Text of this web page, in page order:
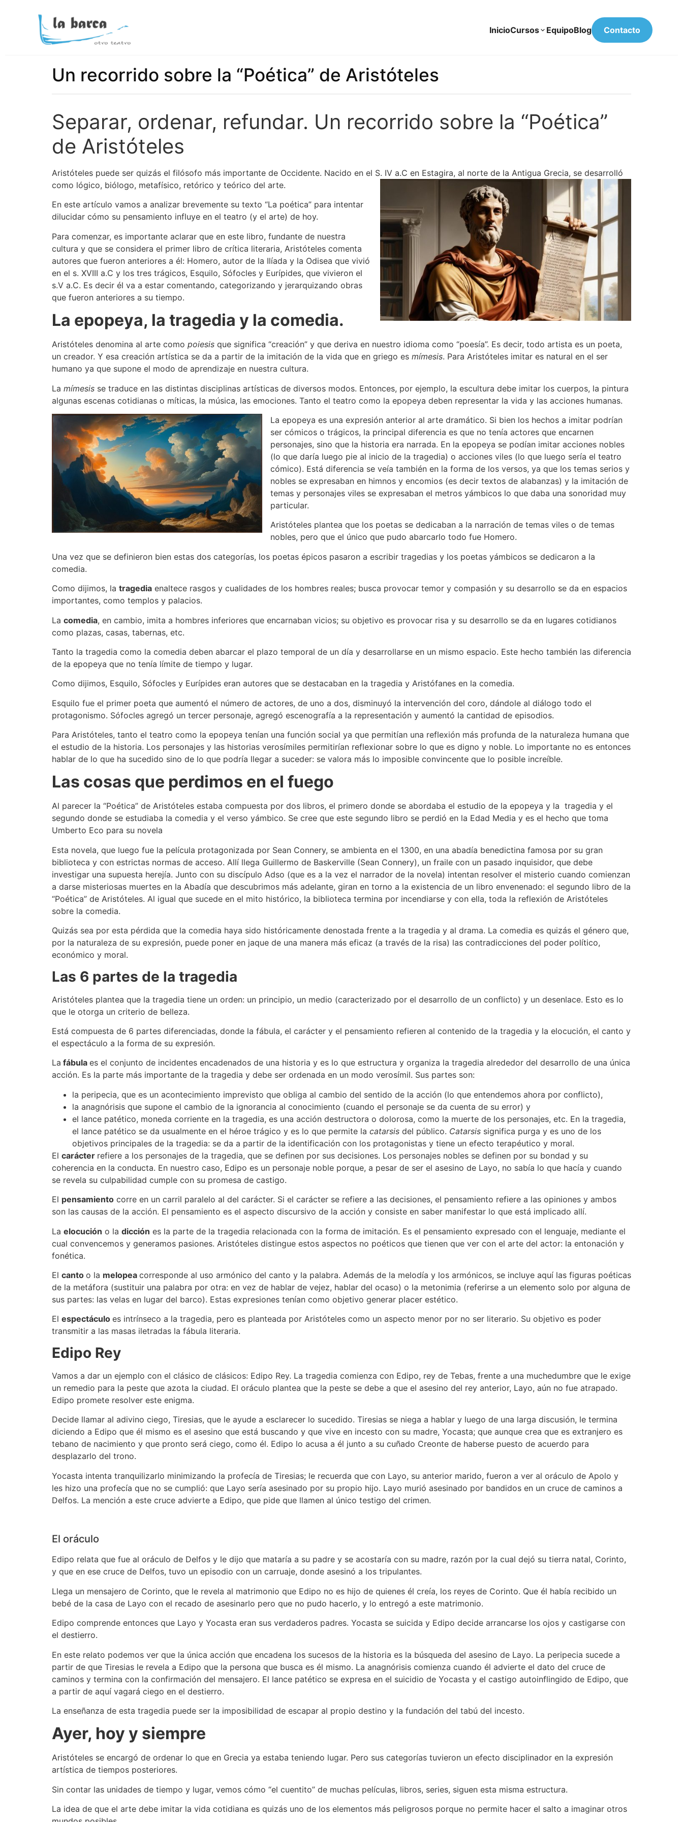
InicioCursos EquipoBlog Contacto
Un recorrido sobre la “Poética” de Aristóteles
Separar, ordenar, refundar. Un recorrido sobre la “Poética”
de Aristóteles
Aristóteles puede ser quizás el filósofo más importante de Occidente. Nacido en el S. IV a.C en Estagira, al norte de la Antigua Grecia, se desarrolló
como lógico, biólogo, metafísico, retórico y teórico del arte.
En este artículo vamos a analizar brevemente su texto “La poética” para intentar
dilucidar cómo su pensamiento influye en el teatro (y el arte) de hoy.
Para comenzar, es importante aclarar que en este libro, fundante de nuestra
cultura y que se considera el primer libro de crítica literaria, Aristóteles comenta
autores que fueron anteriores a él: Homero, autor de la Ilíada y la Odisea que vivió
en el s. XVIII a.C y los tres trágicos, Esquilo, Sófocles y Eurípides, que vivieron el
s.V a.C. Es decir él va a estar comentando, categorizando y jerarquizando obras
que fueron anteriores a su tiempo.
La epopeya, la tragedia y la comedia.
Aristóteles denomina al arte como poiesis que significa “creación” y que deriva en nuestro idioma como “poesía”. Es decir, todo artista es un poeta,
un creador. Y esa creación artística se da a partir de la imitación de la vida que en griego es mímesis. Para Aristóteles imitar es natural en el ser
humano ya que supone el modo de aprendizaje en nuestra cultura.
La mímesis se traduce en las distintas disciplinas artísticas de diversos modos. Entonces, por ejemplo, la escultura debe imitar los cuerpos, la pintura
algunas escenas cotidianas o míticas, la música, las emociones. Tanto el teatro como la epopeya deben representar la vida y las acciones humanas.
La epopeya es una expresión anterior al arte dramático. Si bien los hechos a imitar podrían
ser cómicos o trágicos, la principal diferencia es que no tenía actores que encarnen
personajes, sino que la historia era narrada. En la epopeya se podían imitar acciones nobles
(lo que daría luego pie al inicio de la tragedia) o acciones viles (lo que luego sería el teatro
cómico). Está diferencia se veía también en la forma de los versos, ya que los temas serios y
nobles se expresaban en himnos y encomios (es decir textos de alabanzas) y la imitación de
temas y personajes viles se expresaban el metros yámbicos lo que daba una sonoridad muy
particular.
Aristóteles plantea que los poetas se dedicaban a la narración de temas viles o de temas
nobles, pero que el único que pudo abarcarlo todo fue Homero.
Una vez que se definieron bien estas dos categorías, los poetas épicos pasaron a escribir tragedias y los poetas yámbicos se dedicaron a la
comedia.
Como dijimos, la tragedia enaltece rasgos y cualidades de los hombres reales; busca provocar temor y compasión y su desarrollo se da en espacios
importantes, como templos y palacios.
La comedia, en cambio, imita a hombres inferiores que encarnaban vicios; su objetivo es provocar risa y su desarrollo se da en lugares cotidianos
como plazas, casas, tabernas, etc.
Tanto la tragedia como la comedia deben abarcar el plazo temporal de un día y desarrollarse en un mismo espacio. Este hecho también las diferencia
de la epopeya que no tenía límite de tiempo y lugar.
Como dijimos, Esquilo, Sófocles y Eurípides eran autores que se destacaban en la tragedia y Aristófanes en la comedia.
Esquilo fue el primer poeta que aumentó el número de actores, de uno a dos, disminuyó la intervención del coro, dándole al diálogo todo el
protagonismo. Sófocles agregó un tercer personaje, agregó escenografía a la representación y aumentó la cantidad de episodios.
Para Aristóteles, tanto el teatro como la epopeya tenían una función social ya que permitían una reflexión más profunda de la naturaleza humana que
el estudio de la historia. Los personajes y las historias verosímiles permitirían reflexionar sobre lo que es digno y noble. Lo importante no es entonces
hablar de lo que ha sucedido sino de lo que podría llegar a suceder: se valora más lo imposible convincente que lo posible increíble.
Las cosas que perdimos en el fuego
Al parecer la “Poética” de Aristóteles estaba compuesta por dos libros, el primero donde se abordaba el estudio de la epopeya y la tragedia y el
segundo donde se estudiaba la comedia y el verso yámbico. Se cree que este segundo libro se perdió en la Edad Media y es el hecho que toma
Umberto Eco para su novela
Esta novela, que luego fue la película protagonizada por Sean Connery, se ambienta en el 1300, en una abadía benedictina famosa por su gran
biblioteca y con estrictas normas de acceso. Allí llega Guillermo de Baskerville (Sean Connery), un fraile con un pasado inquisidor, que debe
investigar una supuesta herejía. Junto con su discípulo Adso (que es a la vez el narrador de la novela) intentan resolver el misterio cuando comienzan
a darse misteriosas muertes en la Abadía que descubrimos más adelante, giran en torno a la existencia de un libro envenenado: el segundo libro de la
“Poética” de Aristóteles. Al igual que sucede en el mito histórico, la biblioteca termina por incendiarse y con ella, toda la reflexión de Aristóteles
sobre la comedia.
Quizás sea por esta pérdida que la comedia haya sido históricamente denostada frente a la tragedia y al drama. La comedia es quizás el género que,
por la naturaleza de su expresión, puede poner en jaque de una manera más eficaz (a través de la risa) las contradicciones del poder político,
económico y moral.
Las 6 partes de la tragedia
Aristóteles plantea que la tragedia tiene un orden: un principio, un medio (caracterizado por el desarrollo de un conflicto) y un desenlace. Esto es lo
que le otorga un criterio de belleza.
Está compuesta de 6 partes diferenciadas, donde la fábula, el carácter y el pensamiento refieren al contenido de la tragedia y la elocución, el canto y
el espectáculo a la forma de su expresión.
La fábula es el conjunto de incidentes encadenados de una historia y es lo que estructura y organiza la tragedia alrededor del desarrollo de una única
acción. Es la parte más importante de la tragedia y debe ser ordenada en un modo verosímil. Sus partes son:
la peripecia, que es un acontecimiento imprevisto que obliga al cambio del sentido de la acción (lo que entendemos ahora por conflicto),
la anagnórisis que supone el cambio de la ignorancia al conocimiento (cuando el personaje se da cuenta de su error) y
el lance patético, moneda corriente en la tragedia, es una acción destructora o dolorosa, como la muerte de los personajes, etc. En la tragedia,
el lance patético se da usualmente en el héroe trágico y es lo que permite la catarsis del público. Catarsis significa purga y es uno de los
objetivos principales de la tragedia: se da a partir de la identificación con los protagonistas y tiene un efecto terapéutico y moral.
El carácter refiere a los personajes de la tragedia, que se definen por sus decisiones. Los personajes nobles se definen por su bondad y su
coherencia en la conducta. En nuestro caso, Edipo es un personaje noble porque, a pesar de ser el asesino de Layo, no sabía lo que hacía y cuando
se revela su culpabilidad cumple con su promesa de castigo.
El pensamiento corre en un carril paralelo al del carácter. Si el carácter se refiere a las decisiones, el pensamiento refiere a las opiniones y ambos
son las causas de la acción. El pensamiento es el aspecto discursivo de la acción y consiste en saber manifestar lo que está implicado allí.
La elocución o la dicción es la parte de la tragedia relacionada con la forma de imitación. Es el pensamiento expresado con el lenguaje, mediante el
cual convencemos y generamos pasiones. Aristóteles distingue estos aspectos no poéticos que tienen que ver con el arte del actor: la entonación y
fonética.
El canto o la melopea corresponde al uso armónico del canto y la palabra. Además de la melodía y los armónicos, se incluye aquí las figuras poéticas
de la metáfora (sustituir una palabra por otra: en vez de hablar de vejez, hablar del ocaso) o la metonimia (referirse a un elemento solo por alguna de
sus partes: las velas en lugar del barco). Estas expresiones tenían como objetivo generar placer estético.
El espectáculo es intrínseco a la tragedia, pero es planteada por Aristóteles como un aspecto menor por no ser literario. Su objetivo es poder
transmitir a las masas iletradas la fábula literaria.
Edipo Rey
Vamos a dar un ejemplo con el clásico de clásicos: Edipo Rey. La tragedia comienza con Edipo, rey de Tebas, frente a una muchedumbre que le exige
un remedio para la peste que azota la ciudad. El oráculo plantea que la peste se debe a que el asesino del rey anterior, Layo, aún no fue atrapado.
Edipo promete resolver este enigma.
Decide llamar al adivino ciego, Tiresias, que le ayude a esclarecer lo sucedido. Tiresias se niega a hablar y luego de una larga discusión, le termina
diciendo a Edipo que él mismo es el asesino que está buscando y que vive en incesto con su madre, Yocasta; que aunque crea que es extranjero es
tebano de nacimiento y que pronto será ciego, como él. Edipo lo acusa a él junto a su cuñado Creonte de haberse puesto de acuerdo para
desplazarlo del trono.
Yocasta intenta tranquilizarlo minimizando la profecía de Tiresias; le recuerda que con Layo, su anterior marido, fueron a ver al oráculo de Apolo y
les hizo una profecía que no se cumplió: que Layo sería asesinado por su propio hijo. Layo murió asesinado por bandidos en un cruce de caminos a
Delfos. La mención a este cruce advierte a Edipo, que pide que llamen al único testigo del crimen.
El oráculo
Edipo relata que fue al oráculo de Delfos y le dijo que mataría a su padre y se acostaría con su madre, razón por la cual dejó su tierra natal, Corinto,
y que en ese cruce de Delfos, tuvo un episodio con un carruaje, donde asesinó a los tripulantes.
Llega un mensajero de Corinto, que le revela al matrimonio que Edipo no es hijo de quienes él creía, los reyes de Corinto. Que él había recibido un
bebé de la casa de Layo con el recado de asesinarlo pero que no pudo hacerlo, y lo entregó a este matrimonio.
Edipo comprende entonces que Layo y Yocasta eran sus verdaderos padres. Yocasta se suicida y Edipo decide arrancarse los ojos y castigarse con
el destierro.
En este relato podemos ver que la única acción que encadena los sucesos de la historia es la búsqueda del asesino de Layo. La peripecia sucede a
partir de que Tiresias le revela a Edipo que la persona que busca es él mismo. La anagnórisis comienza cuando él advierte el dato del cruce de
caminos y termina con la confirmación del mensajero. El lance patético se expresa en el suicidio de Yocasta y el castigo autoinflingido de Edipo, que
a partir de aquí vagará ciego en el destierro.
La enseñanza de esta tragedia puede ser la imposibilidad de escapar al propio destino y la fundación del tabú del incesto.
Ayer, hoy y siempre
Aristóteles se encargó de ordenar lo que en Grecia ya estaba teniendo lugar. Pero sus categorías tuvieron un efecto disciplinador en la expresión
artística de tiempos posteriores.
Sin contar las unidades de tiempo y lugar, vemos cómo “el cuentito” de muchas películas, libros, series, siguen esta misma estructura.
La idea de que el arte debe imitar la vida cotidiana es quizás uno de los elementos más peligrosos porque no permite hacer el salto a imaginar otros